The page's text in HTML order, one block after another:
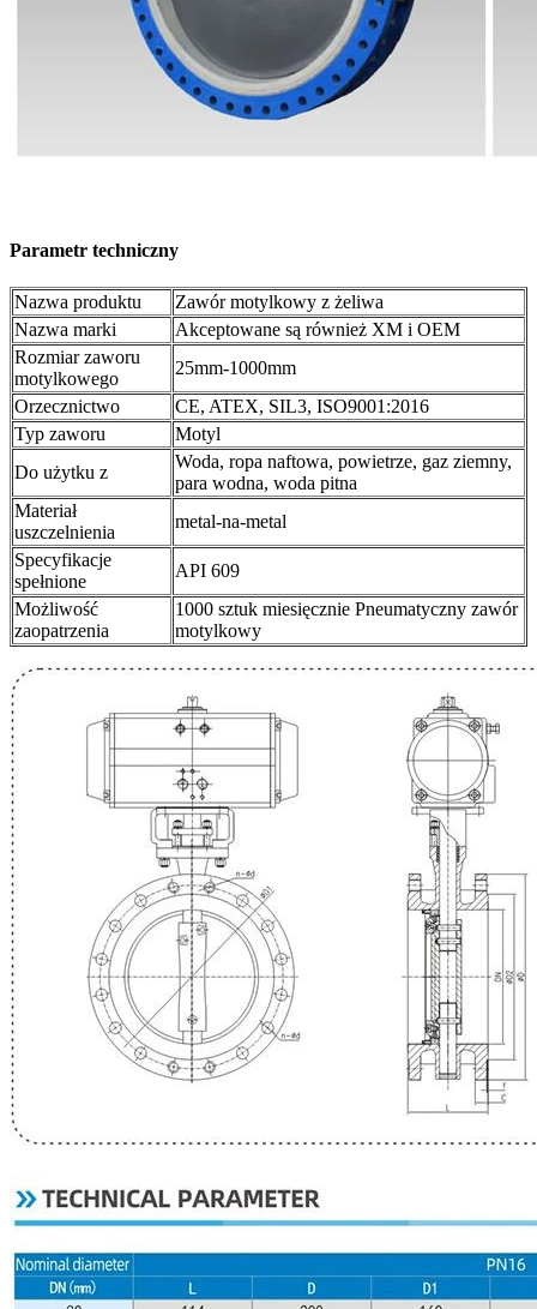
Parametr techniczny
Nazwa produktu
Zawór motylkowy z żeliwa
Nazwa marki
Akceptowane są również XM i OEM
Rozmiar zaworu
motylkowego
25mm-1000mm
Orzecznictwo
CE, ATEX, SIL3, ISO9001:2016
Typ zaworu
Motyl
Do użytku z
Woda, ropa naftowa, powietrze, gaz ziemny,
para wodna, woda pitna
Materiał
uszczelnienia
metal-na-metal
Specyfikacje
spełnione
API 609
Możliwość
zaopatrzenia
1000 sztuk miesięcznie Pneumatyczny zawór
motylkowy